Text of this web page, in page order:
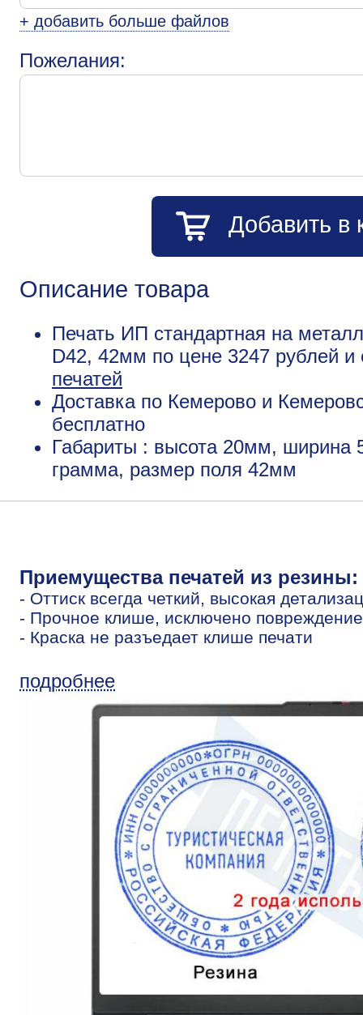
+ добавить больше файлов
Пожелания:
Добавить в
Описание товара
Печать ИП стандартная на
D42, 42мм по цене 3247 рублей
печатей
Доставка по Кемерово и
бесплатно
Габариты : высота 20мм, ширина
грамма, размер поля 42мм
Приемущества печатей из резины:
- Оттиск всегда четкий, высокая
- Прочное клише, исключено
- Краска не разъедает клише печати
подробнее